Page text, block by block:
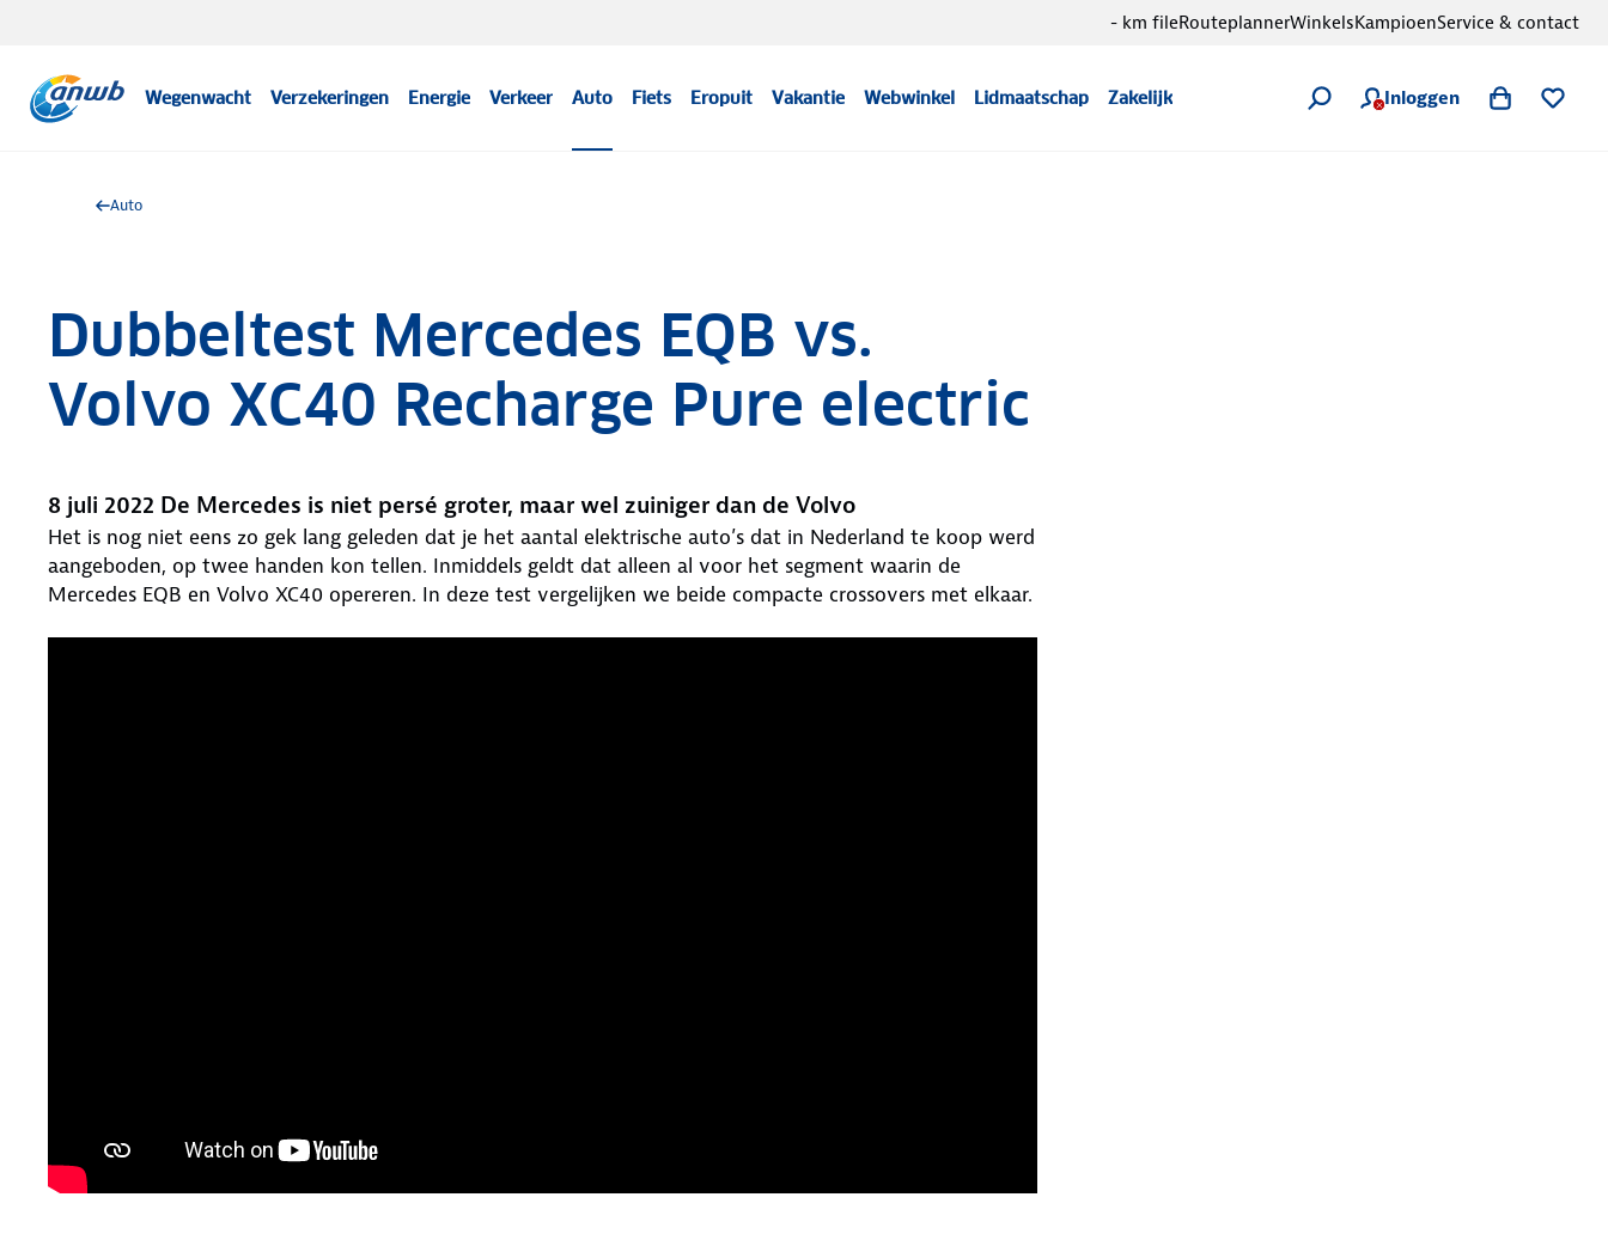
Wegenwacht Verzekeringen Energie Verkeer Auto Fiets Eropuit Vakantie Webwinkel Lidmaatschap Zakelijk Inloggen
- km fileRouteplannerWinkelsKampioenService & contact
Auto
Dubbeltest Mercedes EQB vs.
Volvo XC40 Recharge Pure electric
8 juli 2022 De Mercedes is niet persé groter, maar wel zuiniger dan de Volvo
Het is nog niet eens zo gek lang geleden dat je het aantal elektrische auto’s dat in Nederland te koop werd
aangeboden, op twee handen kon tellen. Inmiddels geldt dat alleen al voor het segment waarin de
Mercedes EQB en Volvo XC40 opereren. In deze test vergelijken we beide compacte crossovers met elkaar.